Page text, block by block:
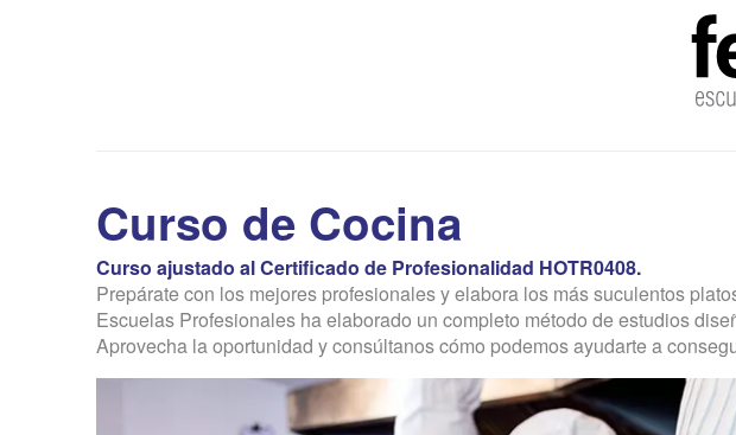
Curso de Cocina
Curso ajustado al Certificado de Profesionalidad HOTR0408.
Prepárate con los mejores profesionales y elabora los más suculentos
Escuelas Profesionales ha elaborado un completo método de estudios
Aprovecha la oportunidad y consúltanos cómo podemos ayudarte a